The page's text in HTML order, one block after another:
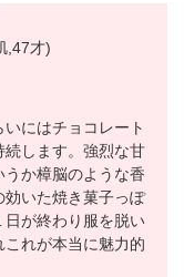
,47才)
にはチョコレート
します。強烈な甘
か樟脳のような香
効いた焼き菓子っぽ
日が終わり服を脱い
れが本当に魅力的